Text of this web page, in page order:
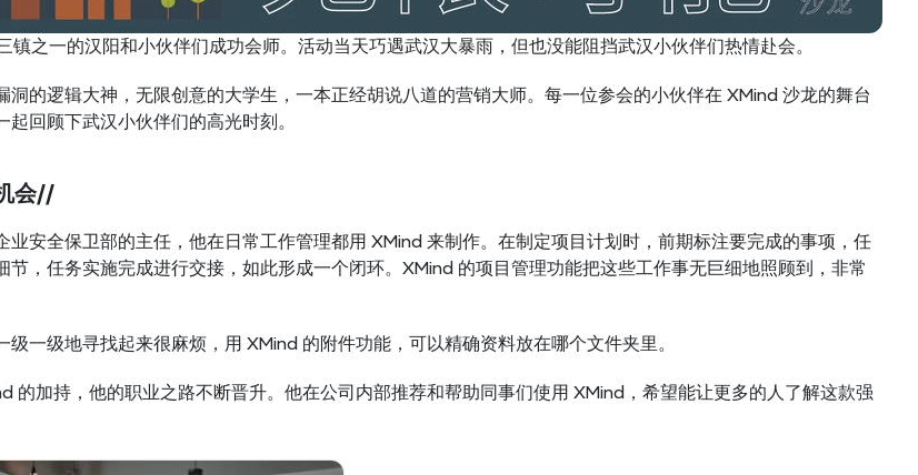
镇之一的汉阳和小伙伴们成功会师。活动当天巧遇武汉大暴雨，但也没能阻挡武汉小伙伴们热情赴会。
洞的逻辑大神，无限创意的大学生，一本正经胡说八道的营销大师。每一位参会的小伙伴在 XMind 沙龙的舞台
起回顾下武汉小伙伴们的高光时刻。
会//
业安全保卫部的主任，他在日常工作管理都用 XMind 来制作。在制定项目计划时，前期标注要完成的事项，任
节，任务实施完成进行交接，如此形成一个闭环。XMind 的项目管理功能把这些工作事无巨细地照顾到，非常
一级地寻找起来很麻烦，用 XMind 的附件功能，可以精确资料放在哪个文件夹里。
的加持，他的职业之路不断晋升。他在公司内部推荐和帮助同事们使用 XMind，希望能让更多的人了解这款强